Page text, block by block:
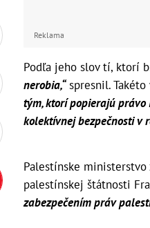
Reklama
Podľa jeho slov tí, ktorí
nerobia,“spresnil. Takéto
tým, ktorí popierajú
kolektívnej bezpečnosti v
Palestínske
palestínskej štátnosti
zabezpečením práv